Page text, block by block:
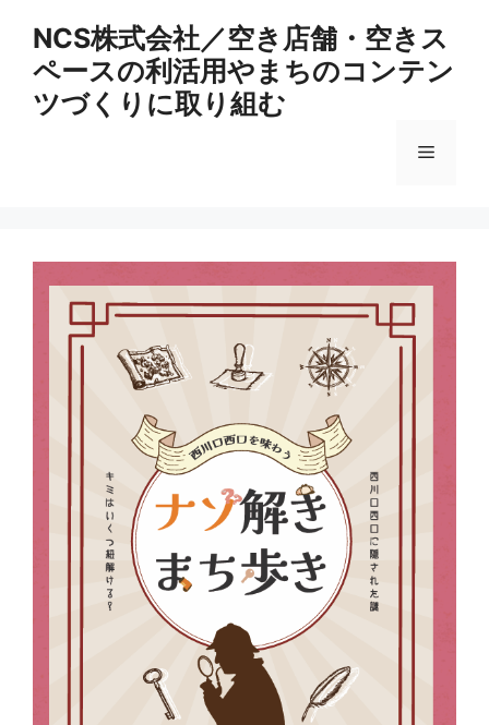
NCS株式会社／空き店舗・空きス
ペースの利活用やまちのコンテン
ツづくりに取り組む
メ